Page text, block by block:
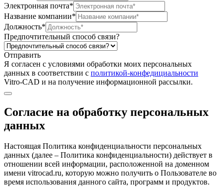
Электронная почта*
Название компании*
Должность*
Предпочтительный способ связи?
Отправить
Я согласен c условиями обработки моих персональных
данных в соответствии с политикой-конфедициальности
Vitro-CAD и на получение информационной рассылки.
Согласие на обработку персональных
данных
Настоящая Политика конфиденциальности персональных
данных (далее – Политика конфиденциальности) действует в
отношении всей информации, расположенной на доменном
имени vitrocad.ru, которую можно получить о Пользователе во
время использования данного сайта, программ и продуктов.